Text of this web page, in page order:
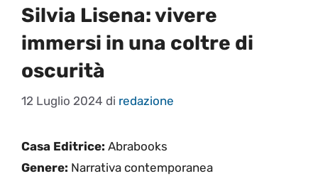
Silvia Lisena: vivere
immersi in una coltre di
oscurità
12 Luglio 2024 di redazione
Casa Editrice: Abrabooks
Genere: Narrativa contemporanea